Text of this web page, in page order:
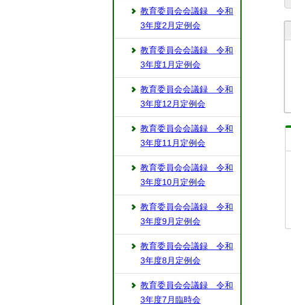
教育委員会会議録 令和
3年度2月定例会
教育委員会会議録 令和
3年度1月定例会
教育委員会会議録 令和
3年度12月定例会
教育委員会会議録 令和
3年度11月定例会
教育委員会会議録 令和
3年度10月定例会
教育委員会会議録 令和
3年度9月定例会
教育委員会会議録 令和
3年度8月定例会
教育委員会会議録 令和
3年度7月臨時会